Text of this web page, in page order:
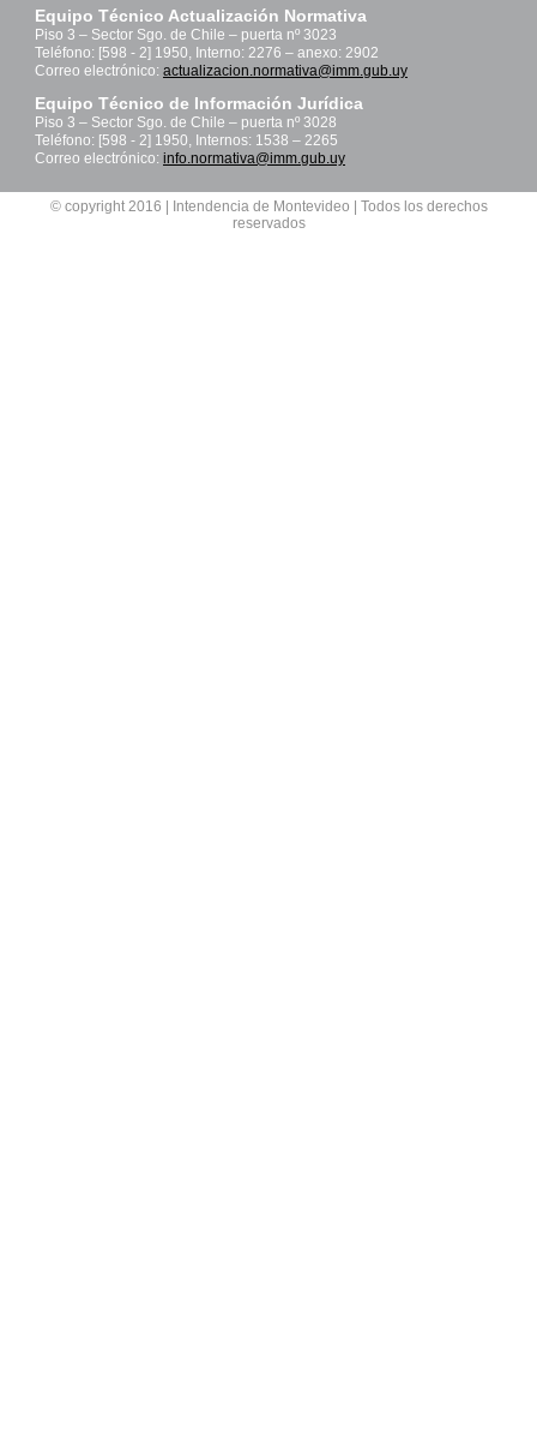
Equipo Técnico Actualización Normativa
Piso 3 – Sector Sgo. de Chile – puerta nº 3023
Teléfono: [598 - 2] 1950, Interno: 2276 – anexo: 2902
Correo electrónico: actualizacion.normativa@imm.gub.uy
Equipo Técnico de Información Jurídica
Piso 3 – Sector Sgo. de Chile – puerta nº 3028
Teléfono: [598 - 2] 1950, Internos: 1538 – 2265
Correo electrónico: info.normativa@imm.gub.uy
© copyright 2016 | Intendencia de Montevideo | Todos los derechos
reservados